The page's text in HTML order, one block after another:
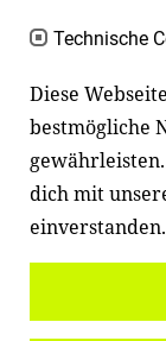
an Familien
mit
und
Technische
Diese
bestmögliche
dich mit
einverstanden.